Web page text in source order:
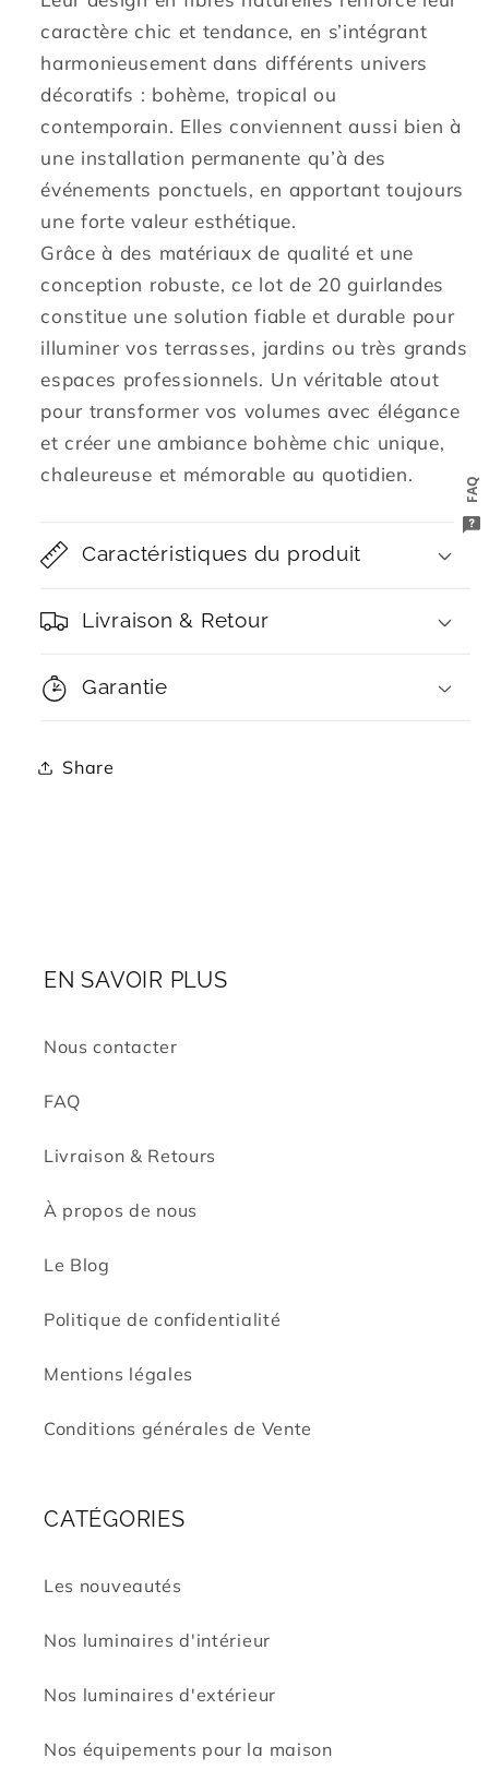
caractère chic et tendance, en s’intégrant
harmonieusement dans différents univers
décoratifs : bohème, tropical ou
contemporain. Elles conviennent aussi bien à
une installation permanente qu’à des
événements ponctuels, en apportant toujours
une forte valeur esthétique.
Grâce à des matériaux de qualité et une
conception robuste, ce lot de 20 guirlandes
constitue une solution fiable et durable pour
illuminer vos terrasses, jardins ou très grands
espaces professionnels. Un véritable atout
pour transformer vos volumes avec élégance
et créer une ambiance bohème chic unique,
chaleureuse et mémorable au quotidien.
Caractéristiques du produit
Livraison & Retour
Garantie
Share
EN SAVOIR PLUS
Nous contacter
FAQ
Livraison & Retours
À propos de nous
Le Blog
Politique de confidentialité
Mentions légales
Conditions générales de Vente
CATÉGORIES
Les nouveautés
Nos luminaires d'intérieur
Nos luminaires d'extérieur
Nos équipements pour la maison
FAQ